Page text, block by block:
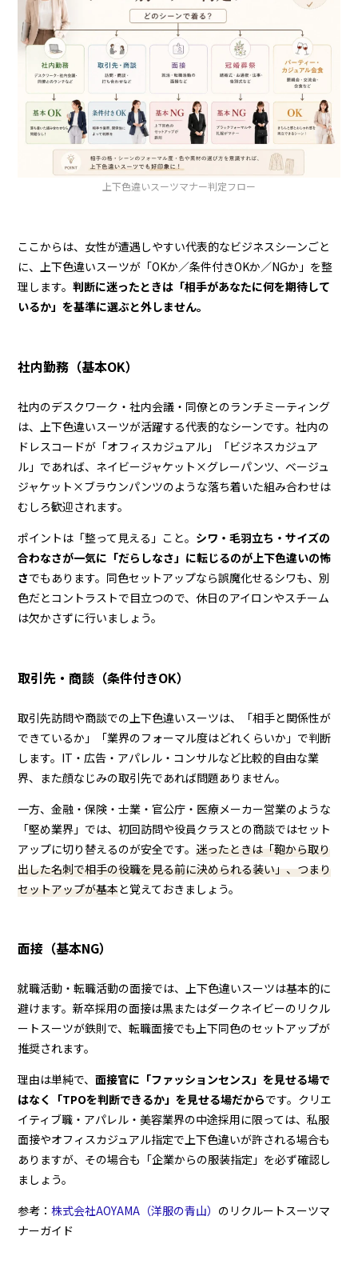
上下色違いスーツマナー判定フロー
ここからは、女性が遭遇しやすい代表的なビジネスシーンごと
に、上下色違いスーツが「OKか／条件付きOKか／NGか」を整
理します。判断に迷ったときは「相手があなたに何を期待して
いるか」を基準に選ぶと外しません。
社内勤務（基本OK）
社内のデスクワーク・社内会議・同僚とのランチミーティング
は、上下色違いスーツが活躍する代表的なシーンです。社内の
ドレスコードが「オフィスカジュアル」「ビジネスカジュア
ル」であれば、ネイビージャケット×グレーパンツ、ベージュ
ジャケット×ブラウンパンツのような落ち着いた組み合わせは
むしろ歓迎されます。
ポイントは「整って見える」こと。 シワ・毛羽立ち・サイズの
合わなさが一気に「だらしなさ」に転じるのが上下色違いの怖
さでもあります。同色セットアップなら誤魔化せるシワも、別
色だとコントラストで目立つので、休日のアイロンやスチーム
は欠かさずに行いましょう。
取引先・商談（条件付きOK）
取引先訪問や商談での上下色違いスーツは、「相手と関係性が
できているか」「業界のフォーマル度はどれくらいか」で判断
します。IT・広告・アパレル・コンサルなど比較的自由な業
界、また顔なじみの取引先であれば問題ありません。
一方、金融・保険・士業・官公庁・医療メーカー営業のような
「堅め業界」では、初回訪問や役員クラスとの商談ではセット
アップに切り替えるのが安全です。迷ったときは「鞄から取り
出した名刺で相手の役職を見る前に決められる装い」、つまり
セットアップが基本と覚えておきましょう。
面接（基本NG）
就職活動・転職活動の面接では、上下色違いスーツは基本的に
避けます。新卒採用の面接は黒またはダークネイビーのリクル
ートスーツが鉄則で、転職面接でも上下同色のセットアップが
推奨されます。
理由は単純で、面接官に「ファッションセンス」を見せる場で
はなく「TPOを判断できるか」を見せる場だからです。クリエ
イティブ職・アパレル・美容業界の中途採用に限っては、私服
面接やオフィスカジュアル指定で上下色違いが許される場合も
ありますが、その場合も「企業からの服装指定」を必ず確認し
ましょう。
参考：株式会社AOYAMA（洋服の青山） のリクルートスーツマ
ナーガイド